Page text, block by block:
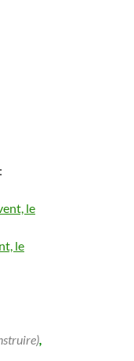
le
le
,